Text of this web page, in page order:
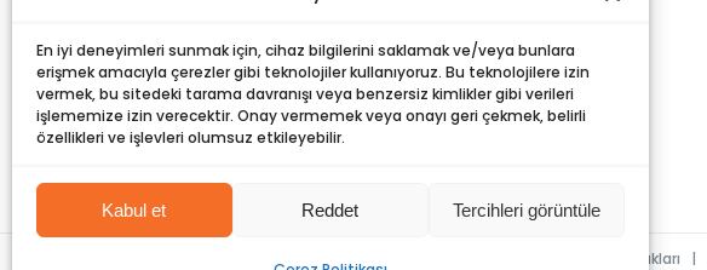
En iyi deneyimleri sunmak için, cihaz bilgilerini saklamak ve/veya bunlara
erişmek amacıyla çerezler gibi teknolojiler kullanıyoruz. Bu teknolojilere izin
vermek, bu sitedeki tarama davranışı veya benzersiz kimlikler gibi verileri
işlememize izin verecektir. Onay vermemek veya onayı geri çekmek, belirli
özellikleri ve işlevleri olumsuz etkileyebilir.
Kabul et Reddet Tercihleri görüntüle
Kullanım Hakları |